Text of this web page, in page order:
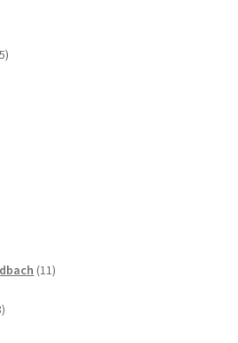
55
1111
8